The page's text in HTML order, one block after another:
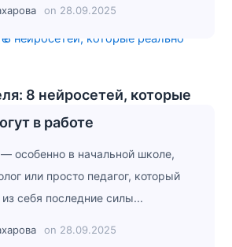
on 28.09.2025
8 нейросетей, которые
в работе
особенно в начальной школе,
или просто педагог, который
себя последние силы...
on 28.09.2025